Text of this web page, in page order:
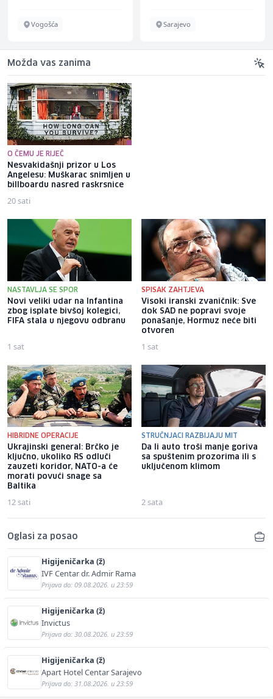
Vogošća Sarajevo
Možda vas zanima
O ČEMU JE RIJEČ
Nesvakidašnji prizor u Los
Angelesu: Muškarac snimljen u
billboardu nasred raskrsnice
20 sati
NASTAVLJA SE SPOR
Novi veliki udar na Infantina
zbog isplate bivšoj kolegici,
FIFA stala u njegovu odbranu
1 sat
SPISAK ZAHTJEVA
Visoki iranski zvaničnik: Sve
dok SAD ne popravi svoje
ponašanje, Hormuz neće biti
otvoren
1 sat
HIBRIDNE OPERACIJE
Ukrajinski general: Brčko je
ključno, ukoliko RS odluči
zauzeti koridor, NATO-a će
morati povući snage sa
Baltika
12 sati
STRUČNJACI RAZBIJAJU MIT
Da li auto troši manje goriva
sa spuštenim prozorima ili s
uključenom klimom
2 sata
Oglasi za posao
Higijeničarka (ž)
IVF Centar dr. Admir Rama
Prijava do: 09.08.2026. u 23:59
Higijeničarka (ž)
Invictus
Prijava do: 30.08.2026. u 23:59
Higijeničarka (ž)
Apart Hotel Centar Sarajevo
Prijava do: 31.08.2026. u 23:59